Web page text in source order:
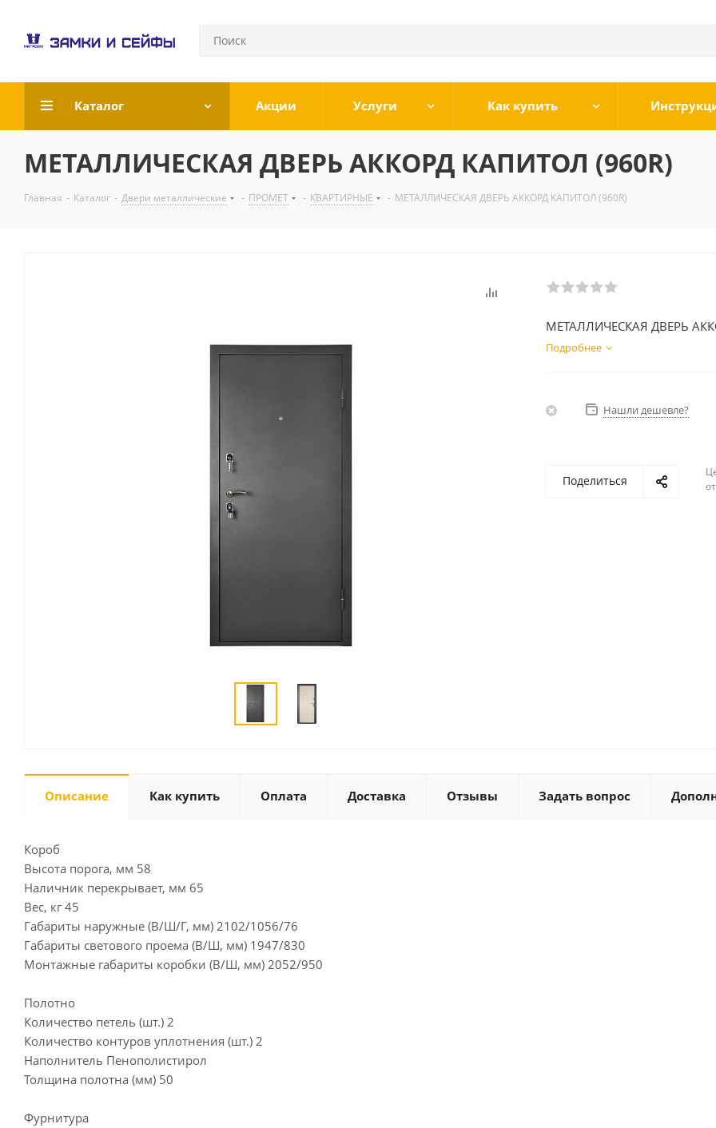
Каталог Акции Услуги Как купить
МЕТАЛЛИЧЕСКАЯ ДВЕРЬ АККОРД КАПИТОЛ (960R)
Главная - Каталог - Двери металлические - ПРОМЕТ - КВАРТИРНЫЕ - МЕТАЛЛИЧЕСКАЯ ДВЕРЬ АККОРД КАПИТОЛ (960R)
МЕТАЛЛИЧЕСКАЯ ДВЕРЬ
Подробнее
Нашли дешевле?
Поделиться
Описание Как купить Оплата Доставка Отзывы Задать вопрос
Короб
Высота порога, мм 58
Наличник перекрывает, мм 65
Вес, кг 45
Габариты наружные (В/Ш/Г, мм) 2102/1056/76
Габариты светового проема (В/Ш, мм) 1947/830
Монтажные габариты коробки (В/Ш, мм) 2052/950
Полотно
Количество петель (шт.) 2
Количество контуров уплотнения (шт.) 2
Наполнитель Пенополистирол
Толщина полотна (мм) 50
Фурнитура